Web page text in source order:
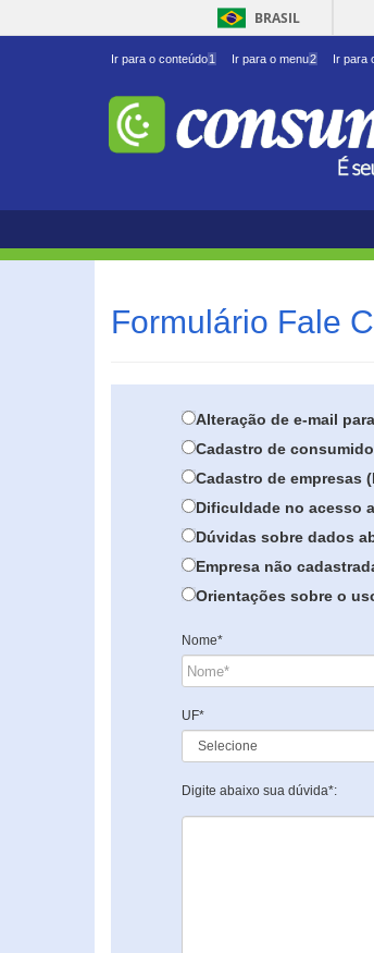
BRASIL
Ir para o conteúdo1 Ir para o menu2 Ir para
Formulário Fale
Alteração de e-mail
Cadastro de
Cadastro de empresas
Dificuldade no acesso
Dúvidas sobre dados
Empresa não
Orientações sobre o
Nome*
UF*
Digite abaixo sua dúvida*: